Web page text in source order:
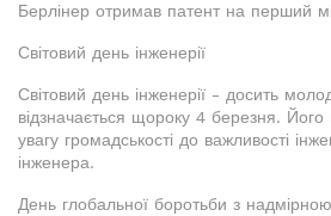
Берлінер отримав патент на перший
Світовий день інженерії
Світовий день інженерії - досить
відзначається щороку 4 березня.
увагу громадськості до важливості
інженера.
День глобальної боротьби з